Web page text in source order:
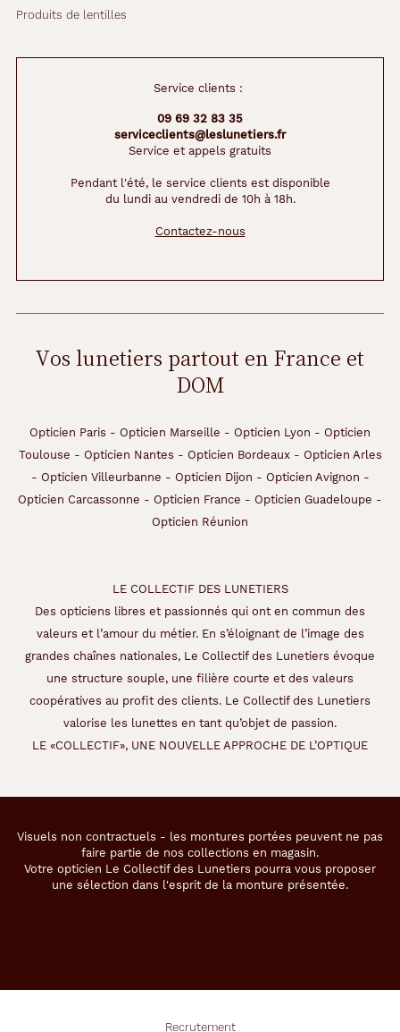
Produits de lentilles
Service clients :
09 69 32 83 35
serviceclients@leslunetiers.fr
Service et appels gratuits
Pendant l'été, le service clients est disponible
du lundi au vendredi de 10h à 18h.
Contactez-nous
Vos lunetiers partout en France et
DOM
Opticien Paris - Opticien Marseille - Opticien Lyon - Opticien
Toulouse - Opticien Nantes - Opticien Bordeaux- Opticien Arles
- Opticien Villeurbanne - Opticien Dijon - Opticien Avignon -
Opticien Carcassonne - Opticien France - Opticien Guadeloupe -
Opticien Réunion
LE COLLECTIF DES LUNETIERS
Des opticiens libres et passionnés qui ont en commun des
valeurs et l’amour du métier. En s’éloignant de l’image des
grandes chaînes nationales, Le Collectif des Lunetiers évoque
une structure souple, une filière courte et des valeurs
coopératives au profit des clients. Le Collectif des Lunetiers
valorise les lunettes en tant qu’objet de passion.
LE «COLLECTIF», UNE NOUVELLE APPROCHE DE L’OPTIQUE
Visuels non contractuels - les montures portées peuvent ne pas
faire partie de nos collections en magasin.
Votre opticien Le Collectif des Lunetiers pourra vous proposer
une sélection dans l'esprit de la monture présentée.
Recrutement